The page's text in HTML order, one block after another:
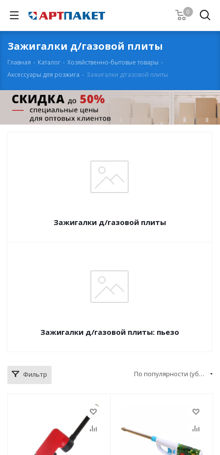
0
Зажигалки д/газовой плиты
Главная - Каталог - Хозяйственно-бытовые товары -
Аксессуары для розжига - Зажигалки д/газовой плиты
Зажигалки д/газовой плиты
Зажигалки д/газовой плиты: пьезо
Фильтр По популярности (убывание)